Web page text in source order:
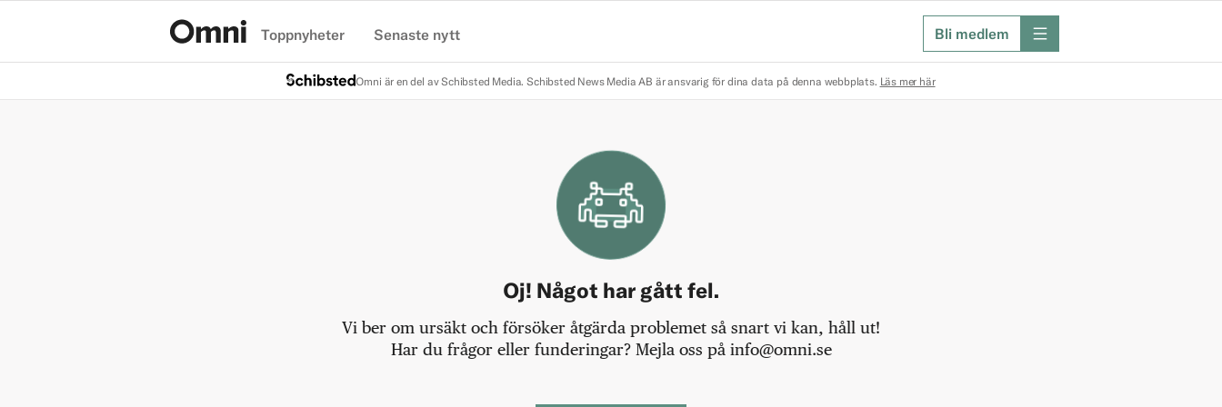
Toppnyheter Senaste nytt Bli medlem meny
Omni är en del av Schibsted Media. Schibsted News Media AB är ansvarig för dina data på denna webbplats. Läs mer här
Oj! Något har gått fel.
Vi ber om ursäkt och försöker åtgärda problemet så snart vi kan, håll ut!
Har du frågor eller funderingar? Mejla oss på info@omni.se